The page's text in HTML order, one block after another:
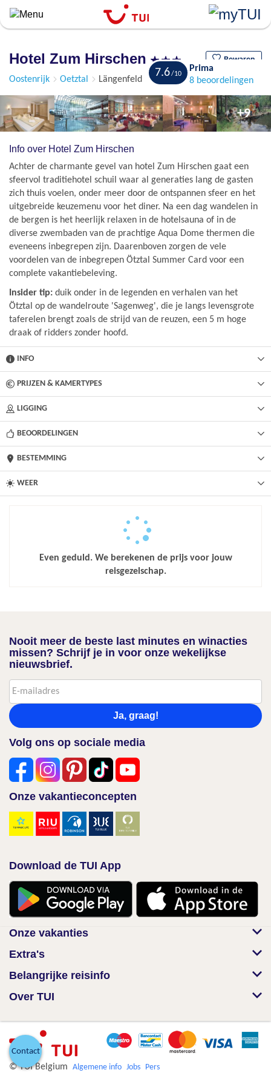
Overslaan
algemene
Hotel Zum Hirschen Bewaren
Oostenrijk Oetztal Längenfeld
7.6
Prima
8 beoordelingen
+9
Info over Hotel Zum Hirschen
Achter de charmante gevel van hotel Zum Hirschen gaat een
sfeervol traditiehotel schuil waar al generaties lang de gasten
zich thuis voelen, onder meer door de ontspannen sfeer en het
uitgebreide keuzemenu voor het diner. Na een dag wandelen in
de bergen is het heerlijk relaxen in de hotelsauna of in de
diverse zwembaden van de prachtige Aqua Dome thermen die
eveneens inbegrepen zijn. Daarenboven zorgen de vele
voordelen van de inbegrepen Ötztal Summer Card voor een
complete vakantiebeleving.
Insider tip: duik onder in de legenden en verhalen van het
Ötztal op de wandelroute 'Sagenweg', die je langs levensgrote
taferelen brengt zoals de strijd van de reuzen, een 5 m hoge
draak of ridders zonder hoofd.
INFO
PRIJZEN & KAMERTYPES
LIGGING
BEOORDELINGEN
BESTEMMING
WEER
Even geduld. We berekenen de prijs voor jouw
reisgezelschap.
Nooit meer de beste last minutes en winacties
missen? Schrijf je in voor onze wekelijkse
nieuwsbrief.
Ja, graag!
Volg ons op sociale media
Onze vakantieconcepten
Download de TUI App
Onze vakanties
Extra's
Belangrijke reisinfo
Over TUI
© TUI Belgium Algemene info Jobs Pers
Contact